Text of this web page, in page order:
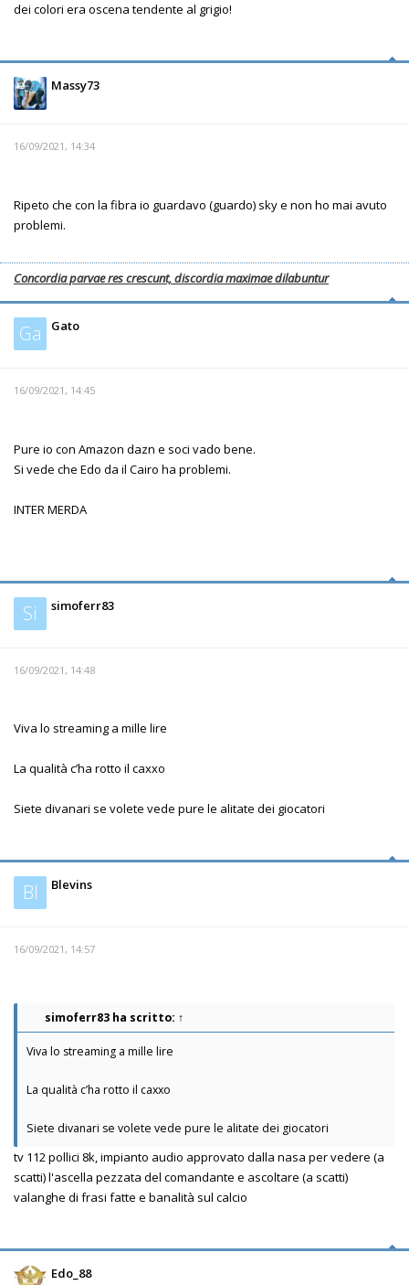
dei colori era oscena tendente al grigio!
Massy73
16/09/2021, 14:34
Ripeto che con la fibra io guardavo (guardo) sky e non ho mai avuto
problemi.
Concordia parvae res crescunt, discordia maximae dilabuntur
Ga Gato
16/09/2021, 14:45
Pure io con Amazon dazn e soci vado bene.
Si vede che Edo da il Cairo ha problemi.
INTER MERDA
Si simoferr83
16/09/2021, 14:48
Viva lo streaming a mille lire
La qualità c’ha rotto il caxxo
Siete divanari se volete vede pure le alitate dei giocatori
Bl Blevins
16/09/2021, 14:57
simoferr83 ha scritto: ↑
Viva lo streaming a mille lire
La qualità c’ha rotto il caxxo
Siete divanari se volete vede pure le alitate dei giocatori
tv 112 pollici 8k, impianto audio approvato dalla nasa per vedere (a
scatti) l'ascella pezzata del comandante e ascoltare (a scatti)
valanghe di frasi fatte e banalità sul calcio
Edo_88